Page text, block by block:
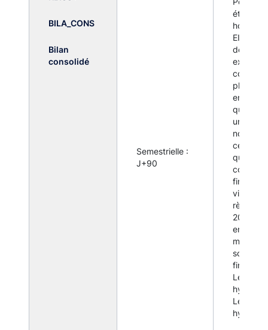
BILA_CONS
Bilan
consolidé
Semestrielle :
J+90
hors
EI qui
de
qui
une
notable
celles-ci
que les
visées
2014-07,
mères
sociétés
Les EP
Les